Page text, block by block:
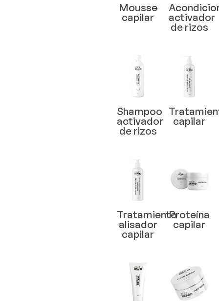
Mousse
capilar activador
de rizos
Shampoo
activador
de rizos
capilar
Tratamiento
alisador
capilar
Proteína
capilar